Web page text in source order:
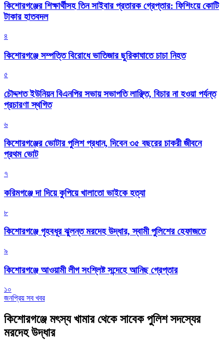
কিশোরগঞ্জের শিক্ষার্থীসহ তিন সাইবার প্রতারক গ্রেপ্তার: ফিশিংয়ে কোটি
টাকার হাতবদল
৪
কিশোরগঞ্জে সম্পত্তি বিরোধে ভাতিজার ছুরিকাঘাতে চাচা নিহত
৫
চৌদ্দশত ইউনিয়ন বিএনপির সভায় সভাপতি লাঞ্ছিত, বিচার না হওয়া পর্যন্ত
প্রচারণা স্থগিত
৬
কিশোরগঞ্জের ভোটার পুলিশ প্রধান, দিবেন ৩৫ বছরের চাকরী জীবনে
প্রথম ভোট
৭
করিমগঞ্জে দা দিয়ে কুপিয়ে খালাতো ভাইকে হত্যা
৮
কিশোরগঞ্জে গৃহবধূর ঝুলন্ত মরদেহ উদ্ধার, স্বামী পুলিশের হেফাজতে
৯
কিশোরগঞ্জে আওয়ামী লীগ সংশ্লিষ্ট সন্দেহে আনিছ গ্রেপ্তার
১০
জনপ্রিয় সব খবর
কিশোরগঞ্জে মৎস্য খামার থেকে সাবেক পুলিশ সদস্যের
মরদেহ উদ্ধার